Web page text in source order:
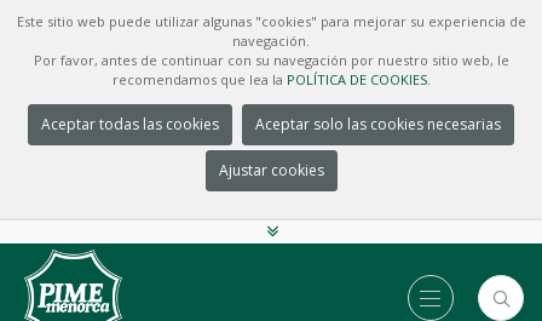
Este sitio web puede utilizar algunas "cookies" para mejorar su experiencia de
navegación.
Por favor, antes de continuar con su navegación por nuestro sitio web, le
recomendamos que lea la POLÍTICA DE COOKIES.
Aceptar todas las cookies Aceptar solo las cookies necesarias
Ajustar cookies